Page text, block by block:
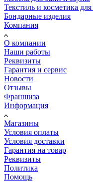
Текстиль и косметика
Бондарные изделия
Компания
О компании
Наши работы
Реквизиты
Гарантия и сервис
Новости
Отзывы
Франшиза
Информация
Магазины
Условия оплаты
Условия доставки
Гарантия на товар
Реквизиты
Политика
Помощь